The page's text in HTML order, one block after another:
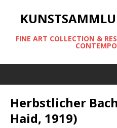
FINE ART COLLECTION &
Herbstlicher
Haid, 1919)